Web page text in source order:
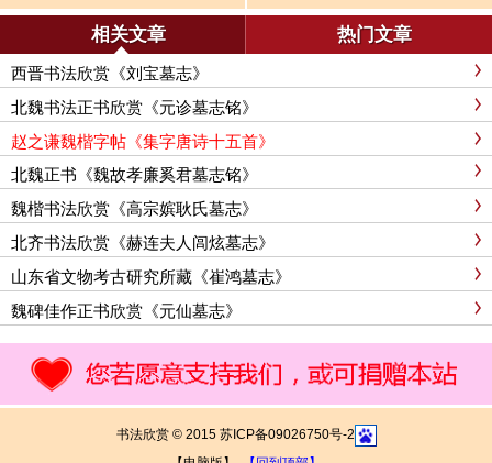
铭》
相关文章 热门文章
西晋书法欣赏《刘宝墓志》
北魏书法正书欣赏《元诊墓志铭》
赵之谦魏楷字帖《集字唐诗十五首》
北魏正书《魏故孝廉奚君墓志铭》
魏楷书法欣赏《高宗嫔耿氏墓志》
北齐书法欣赏《赫连夫人闾炫墓志》
山东省文物考古研究所藏《崔鸿墓志》
魏碑佳作正书欣赏《元仙墓志》
书法欣赏 © 2015 苏ICP备09026750号-2